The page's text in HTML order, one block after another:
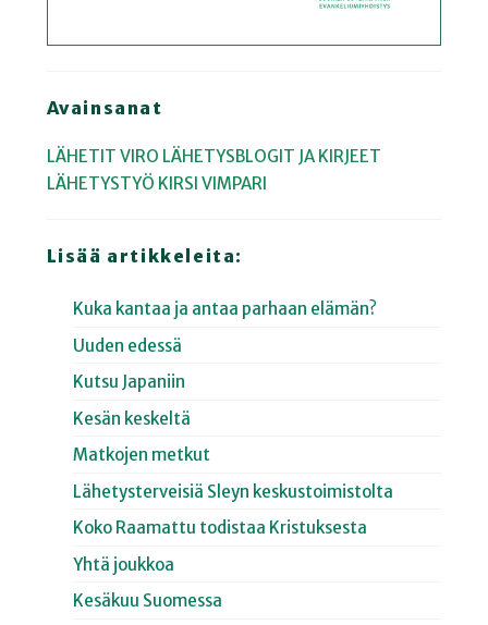
Avainsanat
LÄHETIT VIRO LÄHETYSBLOGIT JA KIRJEET
LÄHETYSTYÖ KIRSI VIMPARI
Lisää artikkeleita:
Kuka kantaa ja antaa parhaan elämän?
Uuden edessä
Kutsu Japaniin
Kesän keskeltä
Matkojen metkut
Lähetysterveisiä Sleyn keskustoimistolta
Koko Raamattu todistaa Kristuksesta
Yhtä joukkoa
Kesäkuu Suomessa